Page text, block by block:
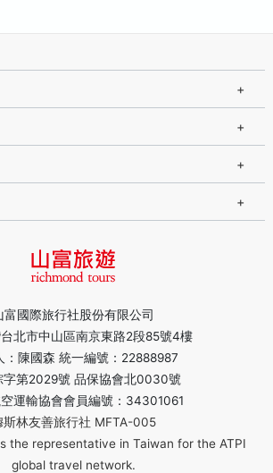
富國際旅行社股份有限公司
北市中山區南京東路2段85號4樓
：陳國森 統一編號：22888987
字第2029號 品保協會北0030號
運輸協會會員編號：34301061
斯林友善旅行社 MFTA-005
the representative in Taiwan for the ATPI
global travel network.